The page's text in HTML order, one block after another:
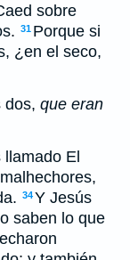
sobre
31 Porque si
¿en el seco,
dos, que eran
El
34Y Jesús
saben lo que